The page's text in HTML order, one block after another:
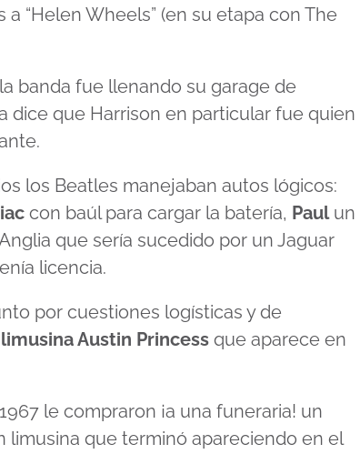
“Helen Wheels” (en su etapa con The
banda fue llenando su garage de
dice que Harrison en particular fue quien
los Beatles manejaban autos lógicos:
con baúl para cargar la batería, Paulun
que sería sucedido por un Jaguar
licencia.
por cuestiones logísticas y de
limusina Austin Princess que aparece en
le compraron ¡a una funeraria! un
limusina que terminó apareciendo en el